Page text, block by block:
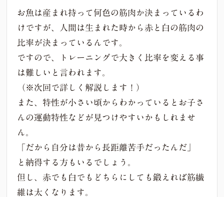
お魚は産まれ持って何色の筋肉か決まっているわ
けですが、人間は生まれた時から赤と白の筋肉の
比率が決まっているんです。
ですので、トレーニングで大きく比率を変える事
は難しいと言われます。
（※次回で詳しく解説します！）
また、特性が小さい頃からわかっているとお子さ
んの運動特性などが見つけやすいかもしれませ
ん。
「だから自分は昔から長距離苦手だったんだ」
と納得する方もいるでしょう。
但し、赤でも白でもどちらにしても鍛えれば筋繊
維は太くなります。